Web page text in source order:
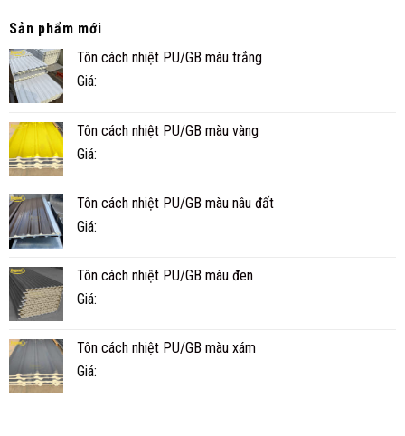
CÀ
KHÔNG?
BAO
Sản phẩm mới
Tôn cách nhiệt PU/GB màu trắng
Giá:
Tôn cách nhiệt PU/GB màu vàng
Giá:
Tôn cách nhiệt PU/GB màu nâu đất
Giá:
Tôn cách nhiệt PU/GB màu đen
Giá:
Tôn cách nhiệt PU/GB màu xám
Giá: